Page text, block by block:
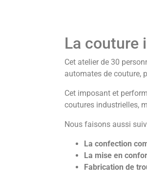
La couture
Cet atelier de 30
automates de couture,
Cet imposant et
coutures industrielles,
Nous faisons aussi
La confection
La mise en
Fabrication de